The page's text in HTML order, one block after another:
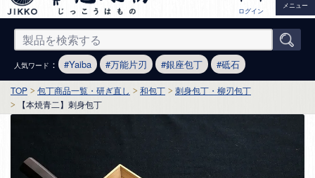
ログイン
メニュー
人気ワード ： Yaiba 万能片刃 銀座包丁 砥石
TOP 包丁商品一覧・研ぎ直し 和包丁
刺身包丁・柳刃包丁
【本焼青二】刺身包丁